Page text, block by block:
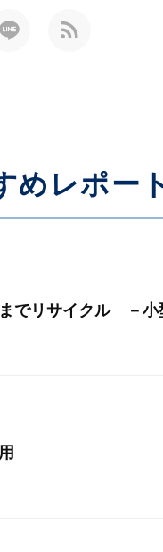
めレポー
でリサイクル －小